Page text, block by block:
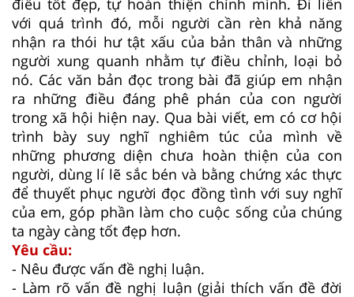
với quá trình đó, mỗi người cần rèn khả năng
nhận ra thói hư tật xấu của bản thân và những
người xung quanh nhằm tự điều chỉnh, loại bỏ
nó. Các văn bản đọc trong bài đã giúp em nhận
ra những điều đáng phê phán của con người
trong xã hội hiện nay. Qua bài viết, em có cơ hội
trình bày suy nghĩ nghiêm túc của mình về
những phương diện chưa hoàn thiện của con
người, dùng lí lẽ sắc bén và bằng chứng xác thực
để thuyết phục người đọc đồng tình với suy nghĩ
của em, góp phần làm cho cuộc sống của chúng
ta ngày càng tốt đẹp hơn.
Yêu cầu:
- Nêu được vấn đề nghị luận.
- Làm rõ vấn đề nghị luận (giải thích vấn đề đời